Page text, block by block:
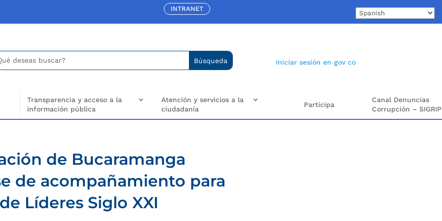
INTRANET
Iniciar sesión en gov co
Transparencia y acceso a la
información pública
Atención y servicios a la
ciudadanía
Participa
Canal Denuncias
Corrupción – SIGRIP
de Bucaramanga
de acompañamiento para
Líderes Siglo XXI